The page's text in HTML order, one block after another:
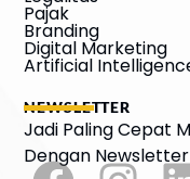
Pajak
Branding
Digital Marketing
Artificial
NEWSLETTER
Jadi Paling Cepat
Dengan